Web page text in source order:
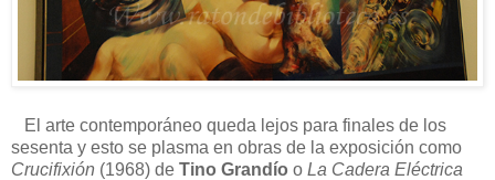
El arte contemporáneo queda lejos para finales de los
sesenta y esto se plasma en obras de la exposición como
Crucifixión (1968) de Tino Grandío o La Cadera Eléctrica